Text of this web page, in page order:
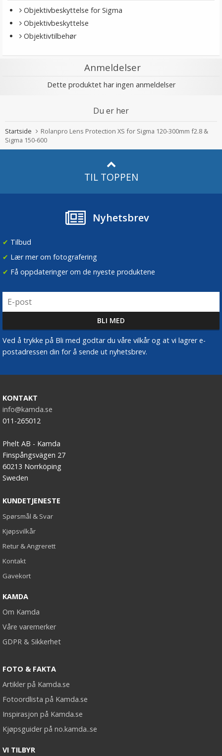
Objektivbeskyttelse for Sigma
Objektivbeskyttelse
Objektivtilbehør
Anmeldelser
Dette produktet har ingen anmeldelser
Du er her
Startside
Rolanpro Lens Protection XS for Sigma 120-300mm f2.8 &
Sigma 150-600
TIL TOPPEN
Nyhetsbrev
✔ Tilbud
✔ Lær mer om fotografering
✔ Få oppdateringer om de nyeste produktene
Ved å trykke på Bli med godtar du våre vilkår og at vi lagrer e-
postadressen din for å sende ut nyhetsbrev.
KONTAKT
info@kamda.se
011-265012
Phelt AB - Kamda
Finspångsvägen 27
60213 Norrköping
Sweden
KUNDETJENESTE
Spørsmål & Svar
Kjøpsvilkår
Retur & Angrerett
Kontakt
Gavekort
KAMDA
Om Kamda
Våre varemerker
GDPR & Sikkerhet
FOTO & FAKTA
Artikler på Kamda.se
Fotoordlista på Kamda.se
Inspirasjon på Kamda.se
Kjøpsguider på no.kamda..se
VI TILBYR